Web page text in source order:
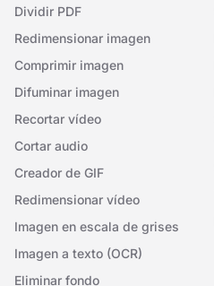
Dividir PDF
Redimensionar imagen
Comprimir imagen
Difuminar imagen
Recortar vídeo
Cortar audio
Creador de GIF
Redimensionar vídeo
Imagen en escala de grises
Imagen a texto (OCR)
Eliminar fondo